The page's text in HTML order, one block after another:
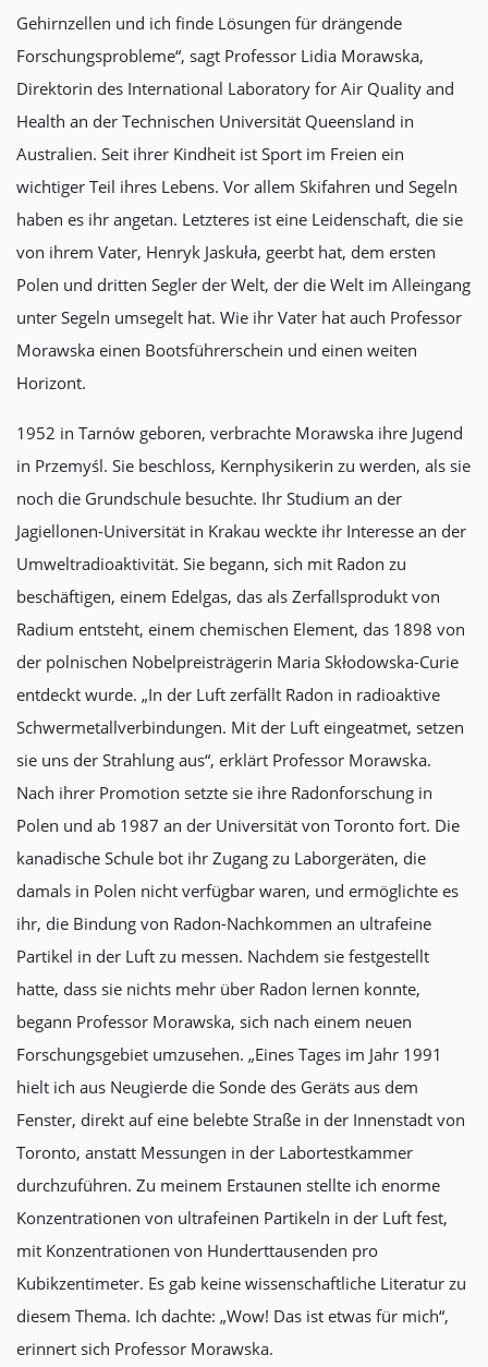
Gehirnzellen und ich finde Lösungen für drängende
Forschungsprobleme“, sagt Professor Lidia Morawska,
Direktorin des International Laboratory for Air Quality and
Health an der Technischen Universität Queensland in
Australien. Seit ihrer Kindheit ist Sport im Freien ein
wichtiger Teil ihres Lebens. Vor allem Skifahren und Segeln
haben es ihr angetan. Letzteres ist eine Leidenschaft, die sie
von ihrem Vater, Henryk Jaskuła, geerbt hat, dem ersten
Polen und dritten Segler der Welt, der die Welt im Alleingang
unter Segeln umsegelt hat. Wie ihr Vater hat auch Professor
Morawska einen Bootsführerschein und einen weiten
Horizont.
1952 in Tarnów geboren, verbrachte Morawska ihre Jugend
in Przemyśl. Sie beschloss, Kernphysikerin zu werden, als sie
noch die Grundschule besuchte. Ihr Studium an der
Jagiellonen-Universität in Krakau weckte ihr Interesse an der
Umweltradioaktivität. Sie begann, sich mit Radon zu
beschäftigen, einem Edelgas, das als Zerfallsprodukt von
Radium entsteht, einem chemischen Element, das 1898 von
der polnischen Nobelpreisträgerin Maria Skłodowska-Curie
entdeckt wurde. „In der Luft zerfällt Radon in radioaktive
Schwermetallverbindungen. Mit der Luft eingeatmet, setzen
sie uns der Strahlung aus“, erklärt Professor Morawska.
Nach ihrer Promotion setzte sie ihre Radonforschung in
Polen und ab 1987 an der Universität von Toronto fort. Die
kanadische Schule bot ihr Zugang zu Laborgeräten, die
damals in Polen nicht verfügbar waren, und ermöglichte es
ihr, die Bindung von Radon-Nachkommen an ultrafeine
Partikel in der Luft zu messen. Nachdem sie festgestellt
hatte, dass sie nichts mehr über Radon lernen konnte,
begann Professor Morawska, sich nach einem neuen
Forschungsgebiet umzusehen. „Eines Tages im Jahr 1991
hielt ich aus Neugierde die Sonde des Geräts aus dem
Fenster, direkt auf eine belebte Straße in der Innenstadt von
Toronto, anstatt Messungen in der Labortestkammer
durchzuführen. Zu meinem Erstaunen stellte ich enorme
Konzentrationen von ultrafeinen Partikeln in der Luft fest,
mit Konzentrationen von Hunderttausenden pro
Kubikzentimeter. Es gab keine wissenschaftliche Literatur zu
diesem Thema. Ich dachte: „Wow! Das ist etwas für mich“,
erinnert sich Professor Morawska.